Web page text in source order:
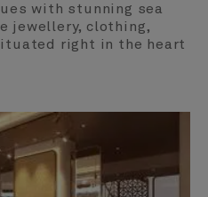
with stunning sea
jewellery, clothing,
right in the heart